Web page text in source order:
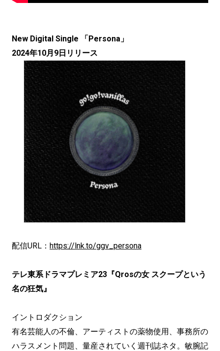
New Digital Single 「Persona」
2024年10月9日リリース
配信URL： https://lnk.to/ggv_persona
テレ東系ドラマプレミア23『Qrosの女 スクープという
名の狂気』
イントロダクション
有名芸能人の不倫、アーティストの薬物使用、事務所の
ハラスメント問題、量産されていく週刊誌ネタ。敏腕記